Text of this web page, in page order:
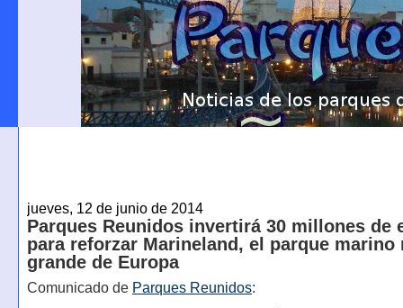
jueves, 12 de junio de 2014
Parques Reunidos invertirá 30 millones de
para reforzar Marineland, el parque marino
grande de Europa
Comunicado de Parques Reunidos: